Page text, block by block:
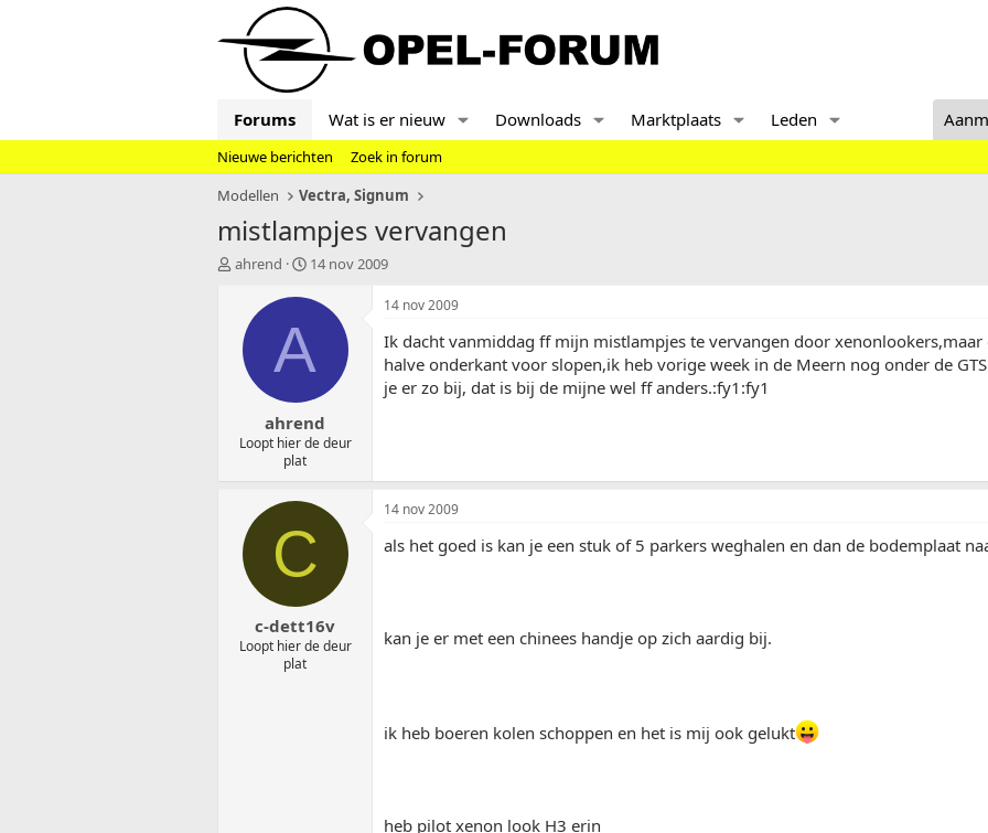
Forums Wat is er nieuw Downloads Marktplaats Leden
Nieuwe berichten
Zoek in forum
Modellen
Vectra, Signum
mistlampjes vervangen
T
r
ahrend
S
a
d
t
u
m
14 nov 2009
A
ahrend
Loopt hier de deur
plat
14 nov 2009
Ik dacht vanmiddag ff mijn mistlampjes te vervangen door
halve onderkant voor slopen,ik heb vorige week in de Meern nog onder de
je er zo bij, dat is bij de mijne wel ff anders.:fy1:fy1
C
c-dett16v
Loopt hier de deur
plat
14 nov 2009
als het goed is kan je een stuk of 5 parkers weghalen en dan de bodemplaat
kan je er met een chinees handje op zich aardig bij.
ik heb boeren kolen schoppen en het is mij ook gelukt
heb pilot xenon look H3 erin